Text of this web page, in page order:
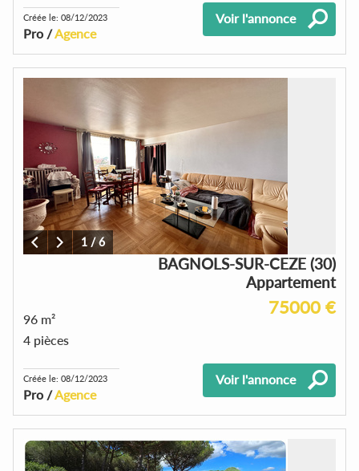
Créée le: 08/12/2023
Pro /Agence
Voir l'annonce
1 /6
BAGNOLS-SUR-CEZE (30)
Appartement
75000 €
96 m²
4 pièces
Créée le: 08/12/2023
Pro /Agence
Voir l'annonce